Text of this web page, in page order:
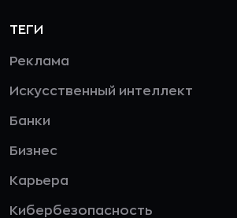
ТЕГИ
Реклама
Искусственный интеллект
Банки
Бизнес
Карьера
Кибербезопасность